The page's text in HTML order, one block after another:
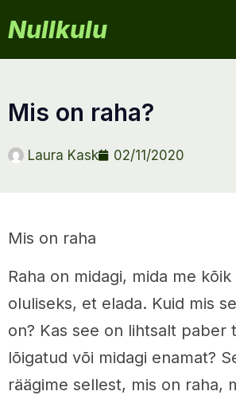
Nullkulu
mis on raha?
Laura Kask 02/11/2020
Mis on raha
Raha on midagi, mida me
oluliseks, et elada. Kuid mis
on? Kas see on lihtsalt paber
lõigatud või midagi enamat?
räägime sellest, mis on raha,